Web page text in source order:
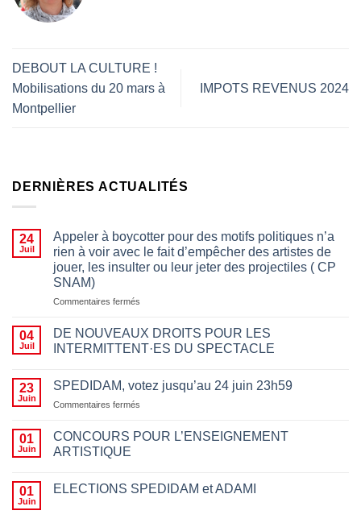
DEBOUT LA CULTURE !
Mobilisations du 20 mars à
Montpellier
IMPOTS REVENUS 2024
DERNIÈRES ACTUALITÉS
24
Juil
Appeler à boycotter pour des motifs politiques n’a
rien à voir avec le fait d’empêcher des artistes de
jouer, les insulter ou leur jeter des projectiles ( CP
SNAM)
Commentaires fermés
à
boycotter
pour
motifs
à
fait
04
Juil
DE NOUVEAUX DROITS POUR LES
INTERMITTENT·ES DU SPECTACLE
23
Juin
SPEDIDAM, votez jusqu’au 24 juin 23h59
Commentaires fermés
votez
23h59
01
Juin
CONCOURS POUR L’ENSEIGNEMENT
ARTISTIQUE
01
Juin
ELECTIONS SPEDIDAM et ADAMI